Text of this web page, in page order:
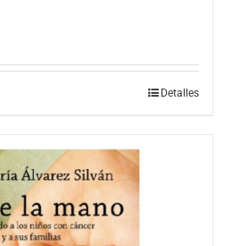
Detalles